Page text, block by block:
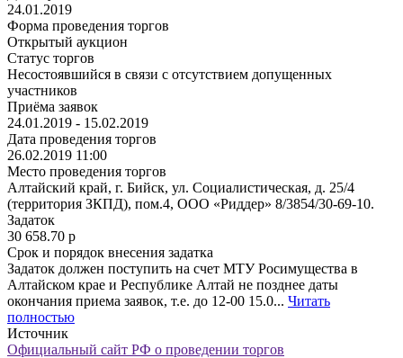
24.01.2019
Форма проведения торгов
Открытый аукцион
Статус торгов
Несостоявшийся в связи с отсутствием допущенных
участников
Приёма заявок
24.01.2019 - 15.02.2019
Дата проведения торгов
26.02.2019 11:00
Место проведения торгов
Алтайский край, г. Бийск, ул. Социалистическая, д. 25/4
(территория ЗКПД), пом.4, ООО «Риддер» 8/3854/30-69-10.
Задаток
30 658.70 p
Срок и порядок внесения задатка
Задаток должен поступить на счет МТУ Росимущества в
Алтайском крае и Республике Алтай не позднее даты
окончания приема заявок, т.е. до 12-00 15.0... Читать
полностью
Источник
Официальный сайт РФ о проведении торгов